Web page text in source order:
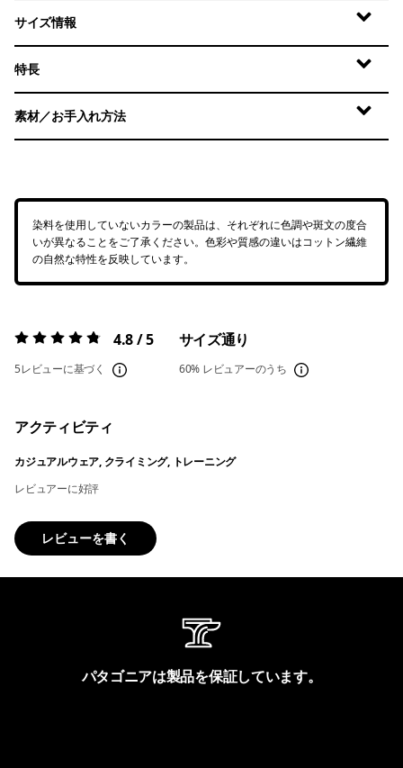
サイズ情報
特長
素材／お手入れ方法
染料を使用していないカラーの製品は、それぞれに色調や斑文の度合
いが異なることをご了承ください。色彩や質感の違いはコットン繊維
の自然な特性を反映しています。
評価:4.8 / 5 4.8 / 5
5レビューに基づく
サイズ通り
60% レビュアーのうち
アクティビティ
カジュアルウェア, クライミング, トレーニング
レビュアーに好評
レビューを書く
パタゴニアは製品を保証しています。